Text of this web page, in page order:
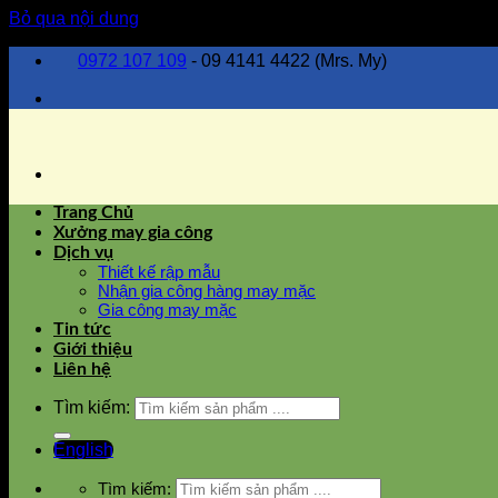
Bỏ qua nội dung
0972 107 109 - 09 4141 4422 (Mrs. My)
Trang Chủ
Xưởng may gia công
Dịch vụ
Thiết kế rập mẫu
Nhận gia công hàng may mặc
Gia công may mặc
Tin tức
Giới thiệu
Liên hệ
Tìm kiếm:
English
Tìm kiếm: